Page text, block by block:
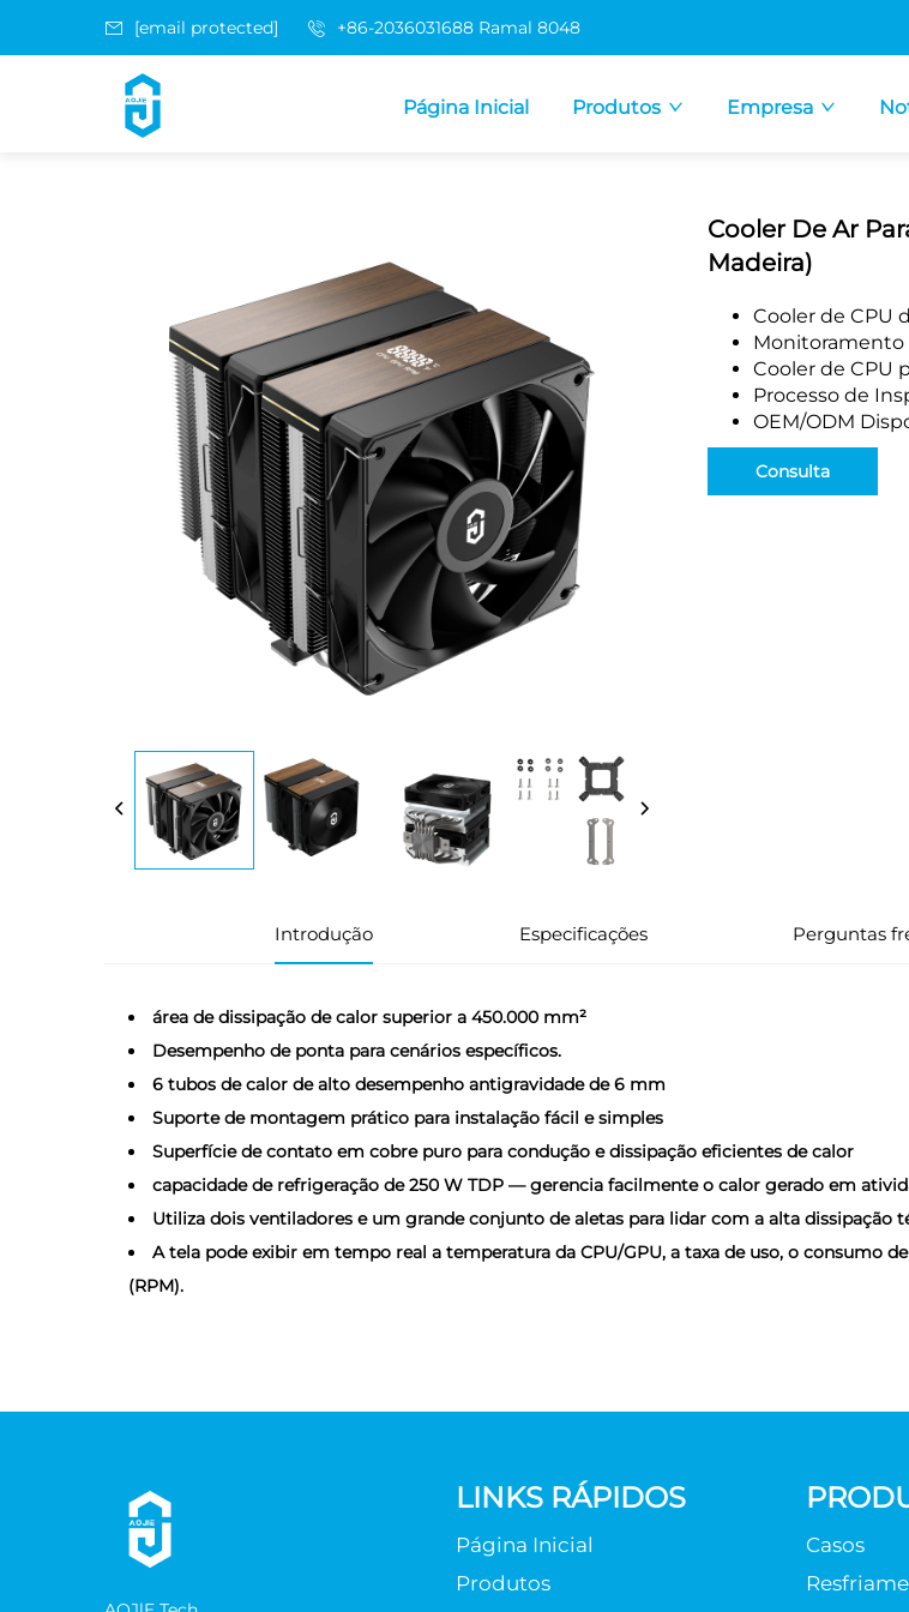
[email protected] +86-2036031688 Ramal 8048
Página Inicial Produtos Empresa
Cooler De Ar
Madeira)
Cooler de CPU
Monitoramento
Cooler de CPU
Processo de
OEM/ODM
Consulta
Introdução Especificações Perguntas
área de dissipação de calor superior a 450.000 mm²
Desempenho de ponta para cenários específicos.
6 tubos de calor de alto desempenho antigravidade de 6 mm
Suporte de montagem prático para instalação fácil e simples
Superfície de contato em cobre puro para condução e dissipação eficientes de calor
capacidade de refrigeração de 250 W TDP — gerencia facilmente o calor gerado em
Utiliza dois ventiladores e um grande conjunto de aletas para lidar com a alta dissipação
A tela pode exibir em tempo real a temperatura da CPU/GPU, a taxa de uso, o consumo
(RPM).
LINKS RÁPIDOS
Página Inicial
Produtos
Casos